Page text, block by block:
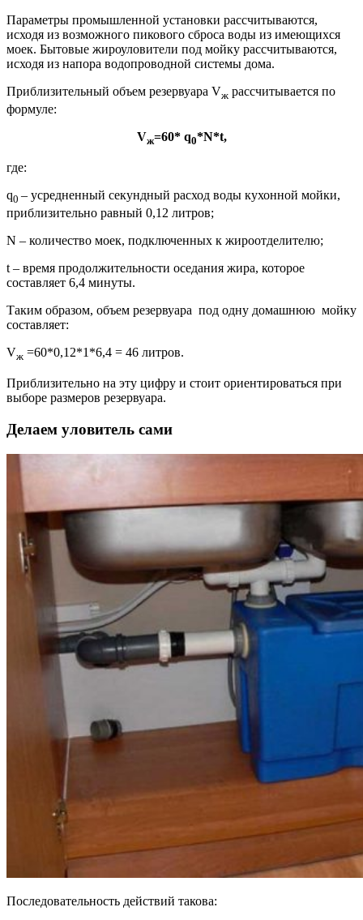
Параметры промышленной установки рассчитываются,
исходя из возможного пикового сброса воды из имеющихся
моек. Бытовые жироуловители под мойку рассчитываются,
исходя из напора водопроводной системы дома.
Приблизительный объем резервуара Vж рассчитывается по
формуле:
Vж=60* q0*N*t,
где:
q0 – усредненный секундный расход воды кухонной мойки,
приблизительно равный 0,12 литров;
N – количество моек, подключенных к жироотделителю;
t – время продолжительности оседания жира, которое
составляет 6,4 минуты.
Таким образом, объем резервуара под одну домашнюю мойку
составляет:
Vж =60*0,12*1*6,4 = 46 литров.
Приблизительно на эту цифру и стоит ориентироваться при
выборе размеров резервуара.
Делаем уловитель сами
Последовательность действий такова: